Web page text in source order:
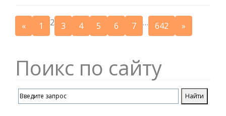
« 1 2 3 4 5 6 7 … 642 »
Поикс по сайту